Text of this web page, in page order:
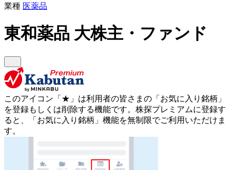
業種 医薬品
東和薬品 大株主・ファンド
このアイコン 「★」 は利用者の皆さまの 「お気に入り銘柄」
を登録もしくは削除する機能です。 株探プレミアムに登録す
ると、「お気に入り銘柄」機能を無制限でご利用いただけま
す。